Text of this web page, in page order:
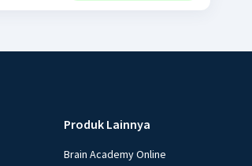
Produk Lainnya
Brain Academy Online